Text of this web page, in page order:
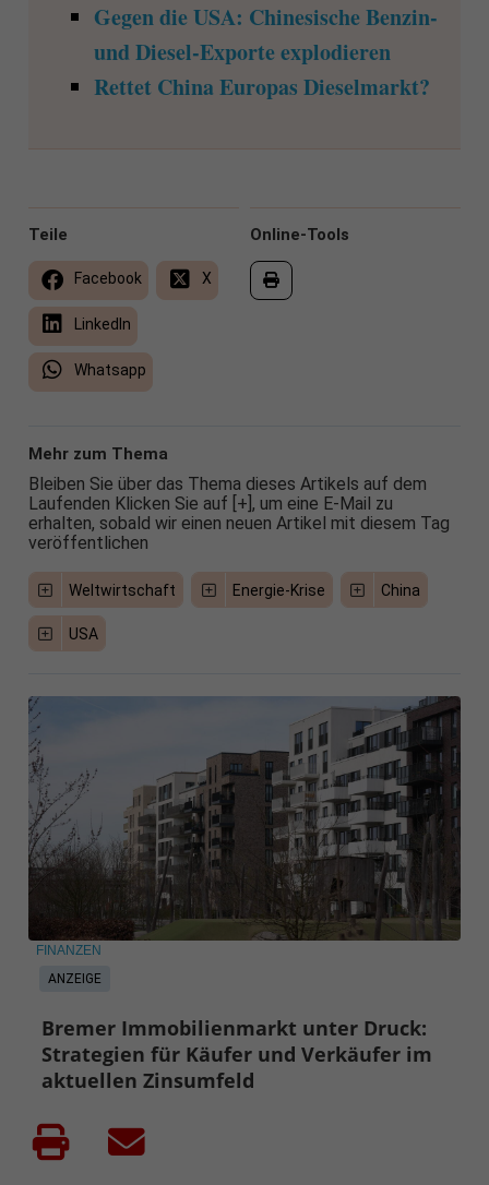
Gegen die USA: Chinesische Benzin-
und Diesel-Exporte explodieren
Rettet China Europas Dieselmarkt?
Online-Tools
Teile
Facebook X
LinkedIn
Whatsapp
Mehr zum Thema
Bleiben Sie über das Thema dieses Artikels auf dem
Laufenden Klicken Sie auf [+], um eine E-Mail zu
erhalten, sobald wir einen neuen Artikel mit diesem Tag
veröffentlichen
Weltwirtschaft Energie-Krise China
USA
ANZEIGE
FINANZEN
Bremer Immobilienmarkt unter Druck:
Strategien für Käufer und Verkäufer im
aktuellen Zinsumfeld